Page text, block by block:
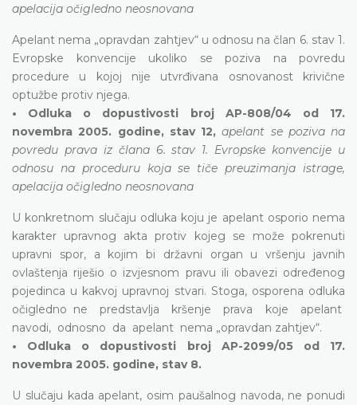
apelacija očigledno neosnovana
Apelant nema „opravdan zahtjev“ u odnosu na član 6. stav 1.
Evropske konvencije ukoliko se poziva na povredu
procedure u kojoj nije utvrđivana osnovanost krivične
optužbe protiv njega.
• Odluka o dopustivosti broj AP-808/04 od 17.
novembra 2005. godine, stav 12,apelant se poziva na
povredu prava iz člana 6. stav 1. Evropske konvencije u
odnosu na proceduru koja se tiče preuzimanja istrage,
apelacija očigledno neosnovana
U konkretnom slučaju odluka koju je apelant osporio nema
karakter upravnog akta protiv kojeg se može pokrenuti
upravni spor, a kojim bi državni organ u vršenju javnih
ovlaštenja riješio o izvjesnom pravu ili obavezi određenog
pojedinca u kakvoj upravnoj stvari. Stoga, osporena odluka
očigledno ne predstavlja kršenje prava koje apelant
navodi, odnosno da apelant nema „opravdan zahtjev“.
• Odluka o dopustivosti broj AP-2099/05 od 17.
novembra 2005. godine, stav 8.
U slučaju kada apelant, osim paušalnog navoda, ne ponudi